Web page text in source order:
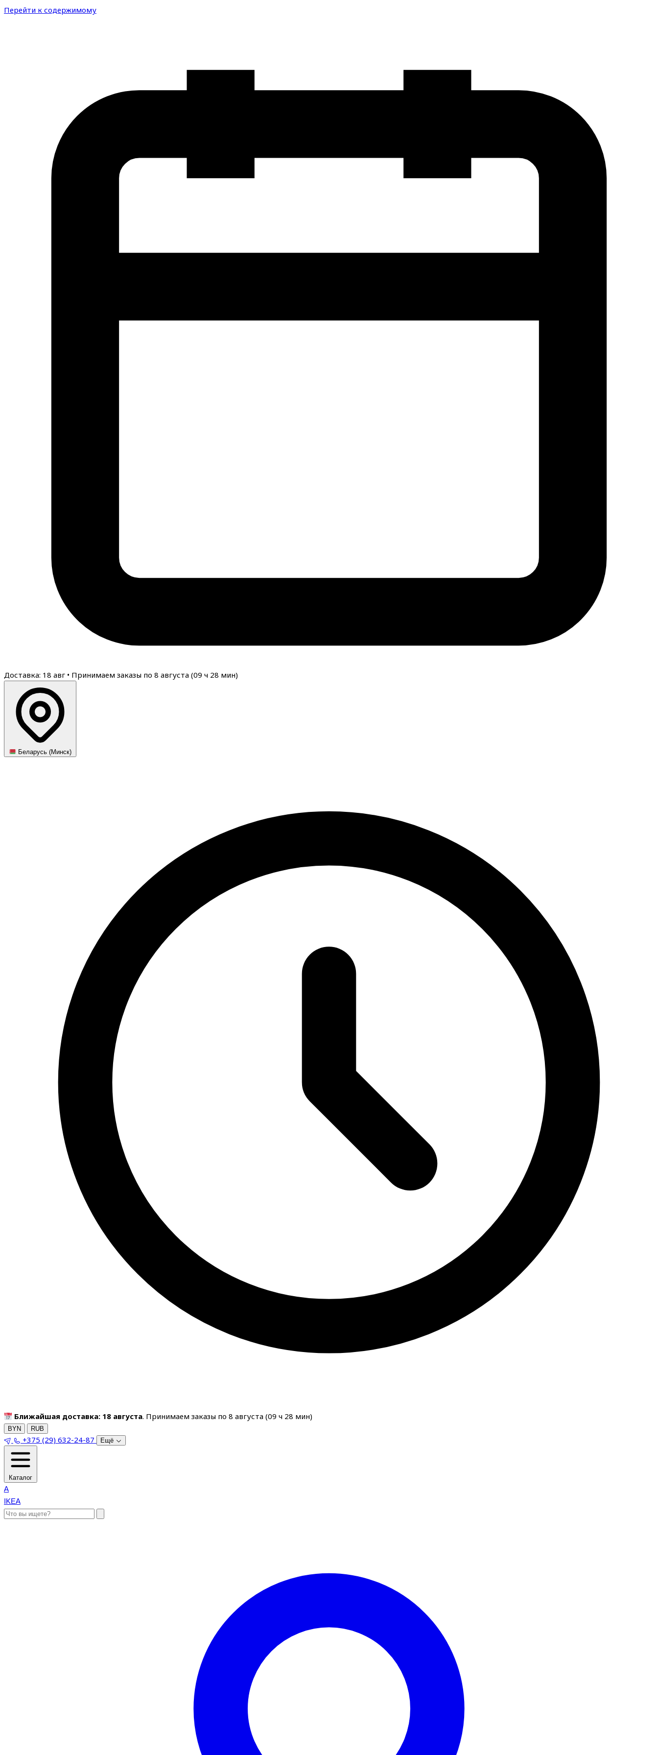
Перейти к содержимому
Доставка: 18 авг • Принимаем заказы по 8 августа (09 ч 28 мин)
Беларусь (Минск)
Ближайшая доставка: 18 августа. Принимаем заказы по 8 августа (09 ч 28 мин)
BYN RUB
+375 (29) 632-24-87 Ещё
Каталог
A
IKEA